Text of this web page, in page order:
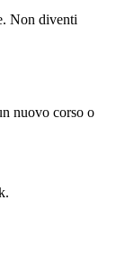
Non diventi
nuovo corso o